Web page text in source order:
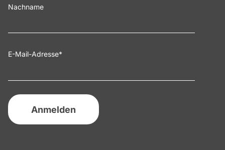
Nachname
E-Mail-Adresse*